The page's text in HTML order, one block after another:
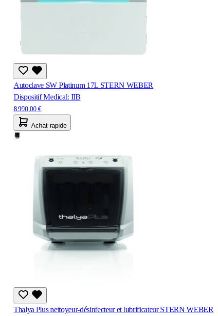
Autoclave SW Platinum 17L STERN WEBER
Dispositif Medical: IIB
8 990,00 €
Achat rapide
Thalya Plus nettoyeur-désinfecteur et lubrificateur STERN WEBER